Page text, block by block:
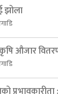
झोला
औजार